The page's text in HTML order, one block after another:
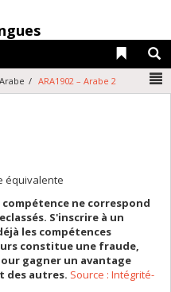
Liens
Arabe ARA1902 – Arabe 2
équivalente
ne correspond
S'inscrire à un
les compétences
constitue une fraude,
gagner un avantage
des autres. Source : Intégrité-